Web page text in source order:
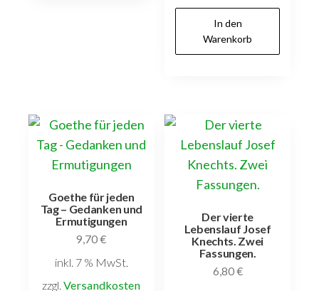
In den
Warenkorb
Goethe für jeden
Tag – Gedanken und
Ermutigungen
9,70€
inkl. 7 % MwSt.
zzgl.Versandkosten
Der vierte
Lebenslauf Josef
Knechts. Zwei
Fassungen.
6,80€